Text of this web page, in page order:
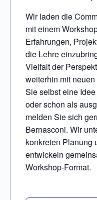
Wir laden die
mit einem
Erfahrungen,
die Lehre
Vielfalt der
weiterhin mit
Sie selbst eine
oder schon als
melden Sie sich
Bernasconi. Wir
konkreten Planung
entwickeln
Workshop-Format.